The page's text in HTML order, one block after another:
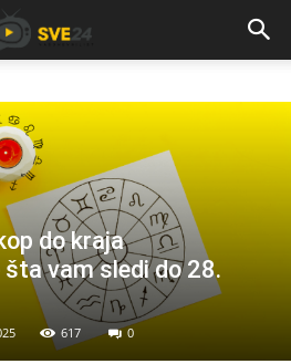
do kraja
vam sledi do 28.
617 0